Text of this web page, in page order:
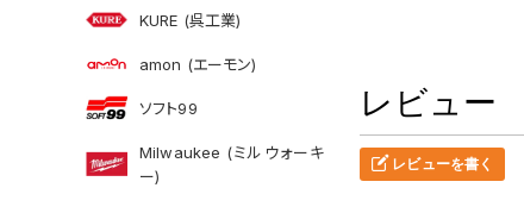
KURE (呉工業)
amon (エーモン)
ソフト99
Milwaukee (ミルウォーキ
ー)
レビュー
レビューを書く